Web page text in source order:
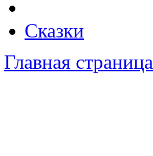
Сказки
Главная страница